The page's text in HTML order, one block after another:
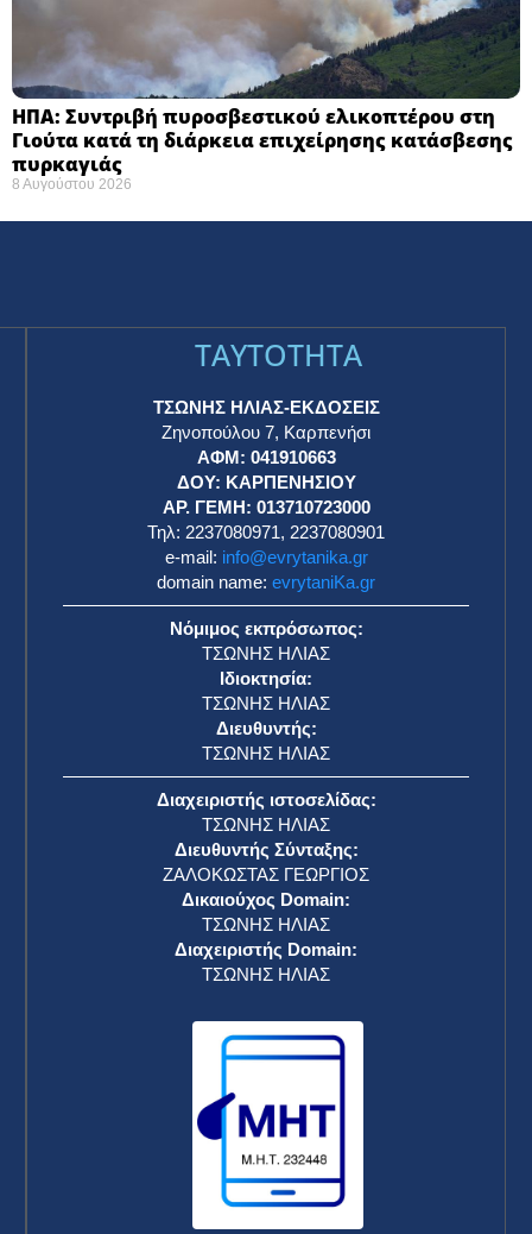
ΗΠΑ: Συντριβή πυροσβεστικού ελικοπτέρου στη
Γιούτα κατά τη διάρκεια επιχείρησης κατάσβεσης
πυρκαγιάς ​
8 Αυγούστου 2026
TAYTOTHTA
ΤΣΩΝΗΣ ΗΛΙΑΣ-ΕΚΔΟΣΕΙΣ
Ζηνοπούλου 7, Καρπενήσι
ΑΦΜ: 041910663
ΔΟΥ: ΚΑΡΠΕΝΗΣΙΟΥ
ΑΡ. ΓΕΜΗ: 013710723000
Τηλ: 2237080971, 2237080901
e-mail: info@evrytanika.gr
domain name: evrytaniKa.gr
Νόμιμος εκπρόσωπος:
ΤΣΩΝΗΣ ΗΛΙΑΣ
Ιδιοκτησία:
ΤΣΩΝΗΣ ΗΛΙΑΣ
Διευθυντής:
ΤΣΩΝΗΣ ΗΛΙΑΣ
Διαχειριστής ιστοσελίδας:
ΤΣΩΝΗΣ ΗΛΙΑΣ
Διευθυντής Σύνταξης:
ΖΑΛΟΚΩΣΤΑΣ ΓΕΩΡΓΙΟΣ
Δικαιούχος Domain:
ΤΣΩΝΗΣ ΗΛΙΑΣ
Διαχειριστής Domain:
ΤΣΩΝΗΣ ΗΛΙΑΣ